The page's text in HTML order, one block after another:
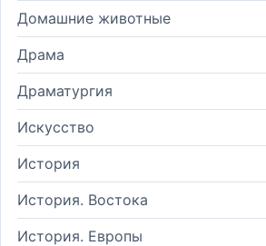
Домашние животные
Драма
Драматургия
Искусство
История
История. Востока
История. Европы